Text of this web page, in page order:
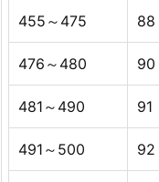
455～475 88
476～480 90
481～490 91
491～500 92